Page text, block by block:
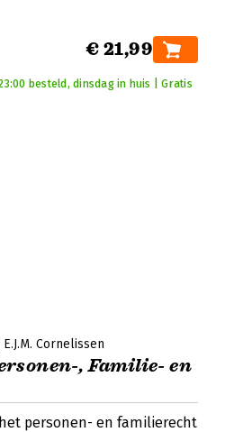
€ 21,99
besteld, dinsdag in huis | Gratis
E.J.M. Cornelissen
, Familie- en
personen- en familierecht